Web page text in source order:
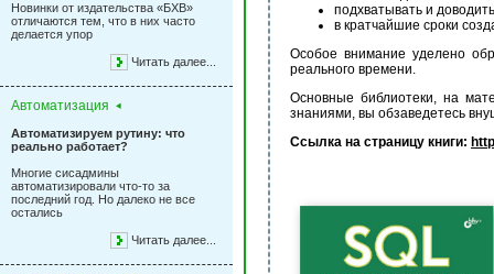
Новинки от издательства «БХВ»
отличаются тем, что в них часто
делается упор
Читать далее...
Автоматизация
Автоматизируем рутину: что
реально работает?
Многие сисадмины
автоматизировали что-то за
последний год. Но далеко не все
остались
Читать далее...
подхватывать и
в кратчайшие сроки
Особое внимание уделено
реального времени.
Основные библиотеки, на
знаниями, вы обзаведетесь
Ссылка на страницу книги: